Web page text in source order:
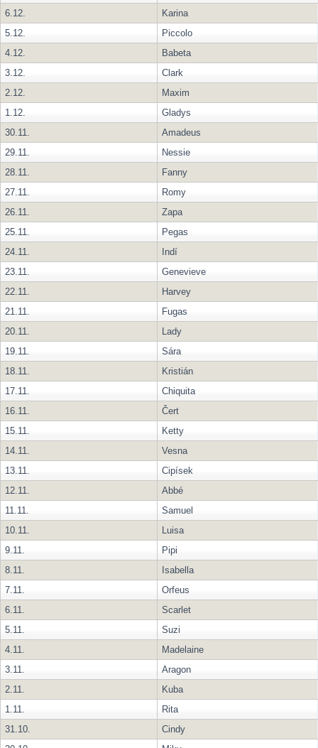
6.12.
Karina
5.12.
Piccolo
4.12.
Babeta
3.12.
Clark
2.12.
Maxim
1.12.
Gladys
30.11.
Amadeus
29.11.
Nessie
28.11.
Fanny
27.11.
Romy
26.11.
Zapa
25.11.
Pegas
24.11.
Indí
23.11.
Genevieve
22.11.
Harvey
21.11.
Fugas
20.11.
Lady
19.11.
Sára
18.11.
Kristián
17.11.
Chiquita
16.11.
Čert
15.11.
Ketty
14.11.
Vesna
13.11.
Cipísek
12.11.
Abbé
11.11.
Samuel
10.11.
Luisa
9.11.
Pipi
8.11.
Isabella
7.11.
Orfeus
6.11.
Scarlet
5.11.
Suzi
4.11.
Madelaine
3.11.
Aragon
2.11.
Kuba
1.11.
Rita
31.10.
Cindy